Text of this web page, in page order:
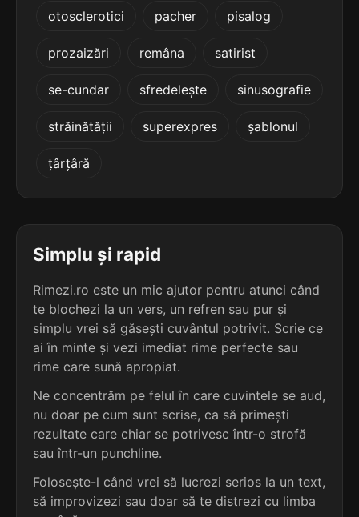
convențiunii
terminație: țiunii
descensiunii
5
distorsiunii
5
4 sil.
terminație: iunii
terminație: iunii
expuncțiunii
5
terminație: cțiunii
otosclerotici pacher pisalog
prozaizări remâna satirist
se-cundar sfredelește sinusografie
străinătății superexpres șablonul
țârțâră
Simplu și rapid
Rimezi.ro este un mic ajutor pentru atunci când
te blochezi la un vers, un refren sau pur și
simplu vrei să găsești cuvântul potrivit. Scrie ce
ai în minte și vezi imediat rime perfecte sau
rime care sună apropiat.
Ne concentrăm pe felul în care cuvintele se aud,
nu doar pe cum sunt scrise, ca să primești
rezultate care chiar se potrivesc într-o strofă
sau într-un punchline.
Folosește-l când vrei să lucrezi serios la un text,
să improvizezi sau doar să te distrezi cu limba